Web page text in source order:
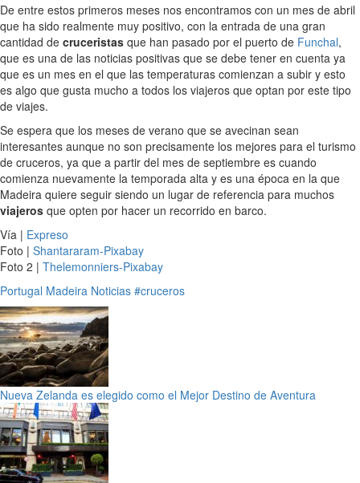
De entre estos primeros meses nos encontramos con un mes de abril
que ha sido realmente muy positivo, con la entrada de una gran
cantidad de cruceristas que han pasado por el puerto de Funchal,
que es una de las noticias positivas que se debe tener en cuenta ya
que es un mes en el que las temperaturas comienzan a subir y esto
es algo que gusta mucho a todos los viajeros que optan por este tipo
de viajes.
Se espera que los meses de verano que se avecinan sean
interesantes aunque no son precisamente los mejores para el turismo
de cruceros, ya que a partir del mes de septiembre es cuando
comienza nuevamente la temporada alta y es una época en la que
Madeira quiere seguir siendo un lugar de referencia para muchos
viajeros que opten por hacer un recorrido en barco.
Vía | Expreso
Foto | Shantararam-Pixabay
Foto 2 | Thelemonniers-Pixabay
Portugal Madeira Noticias #cruceros
Nueva Zelanda es elegido como el Mejor Destino de Aventura